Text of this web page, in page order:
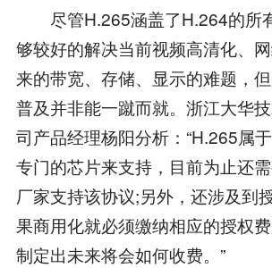
尽管H.265涵盖了H.264的所
够较好的解决当前视频高清化、
来的带宽、存储、显示的难题，但
普及并非能一蹴而就。浙江大华
司产品经理杨阳分析：“H.265属
专门的芯片来支持，目前为止还
厂家支持该协议;另外，还涉及到
果商用化就必须缴纳相应的授权
制定出未来将会如何收费。”